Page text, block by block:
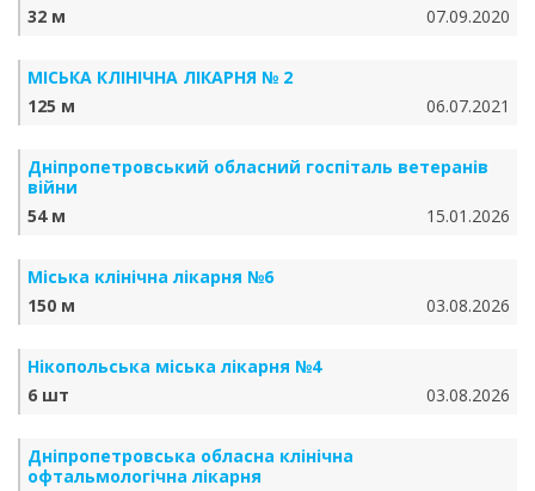
32 м
07.09.2020
МІСЬКА КЛІНІЧНА ЛІКАРНЯ № 2
125 м
06.07.2021
Дніпропетровський обласний госпіталь ветеранів
війни
54 м
15.01.2026
Міська клінічна лікарня №6
150 м
03.08.2026
Нікопольська міська лікарня №4
6 шт
03.08.2026
Дніпропетровська обласна клінічна
офтальмологічна лікарня